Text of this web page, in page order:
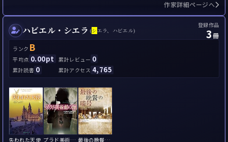
作家詳細ページへ
ハビエル・シエラ (シエラ、ハビエル)
登録作品
3冊
ランク B
平均点 0.00pt 累計レビュー 0
累計読書 0 累計アクセス 4,765
失われた天使
プラド美術館の師
最後の晩餐の暗号